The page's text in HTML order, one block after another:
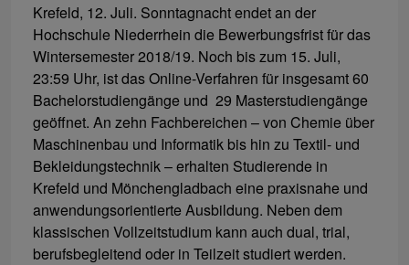
Krefeld, 12. Juli. Sonntagnacht endet an der
Hochschule Niederrhein die Bewerbungsfrist für das
Wintersemester 2018/19. Noch bis zum 15. Juli,
23:59 Uhr, ist das Online-Verfahren für insgesamt 60
Bachelorstudiengänge und 29 Masterstudiengänge
geöffnet. An zehn Fachbereichen – von Chemie über
Maschinenbau und Informatik bis hin zu Textil- und
Bekleidungstechnik – erhalten Studierende in
Krefeld und Mönchengladbach eine praxisnahe und
anwendungsorientierte Ausbildung. Neben dem
klassischen Vollzeitstudium kann auch dual, trial,
berufsbegleitend oder in Teilzeit studiert werden.